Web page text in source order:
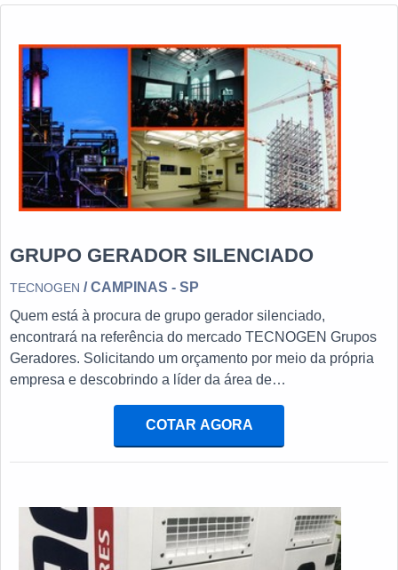
GRUPO GERADOR SILENCIADO
TECNOGEN / CAMPINAS - SP
Quem está à procura de grupo gerador silenciado,
encontrará na referência do mercado TECNOGEN Grupos
Geradores. Solicitando um orçamento por meio da própria
empresa e descobrindo a líder da área de
GERADOR SILENCIADOSe alguém quer achar grupo
gerador silenciado em uma empresa comprometida com os
serviços, descobre o site da TECNOGEN Grupos
energia ...
COTAR AGORA